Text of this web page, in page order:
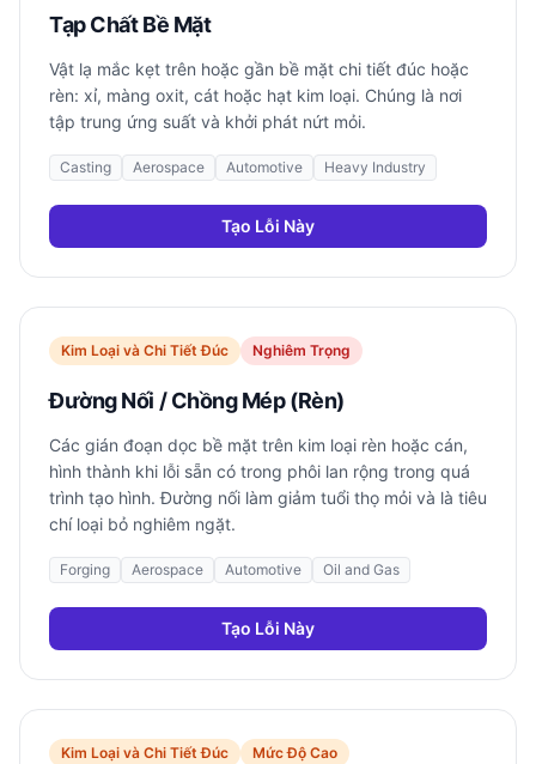
Tạp Chất Bề Mặt
Vật lạ mắc kẹt trên hoặc gần bề mặt chi tiết đúc hoặc
rèn: xỉ, màng oxit, cát hoặc hạt kim loại. Chúng là nơi
tập trung ứng suất và khởi phát nứt mỏi.
Casting Aerospace Automotive Heavy Industry
Tạo Lỗi Này
Kim Loại và Chi Tiết Đúc Nghiêm Trọng
Đường Nối / Chồng Mép (Rèn)
Các gián đoạn dọc bề mặt trên kim loại rèn hoặc cán,
hình thành khi lỗi sẵn có trong phôi lan rộng trong quá
trình tạo hình. Đường nối làm giảm tuổi thọ mỏi và là tiêu
chí loại bỏ nghiêm ngặt.
Forging Aerospace Automotive Oil and Gas
Tạo Lỗi Này
Kim Loại và Chi Tiết Đúc Mức Độ Cao